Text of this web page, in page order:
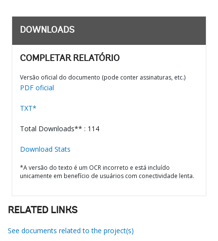
DOWNLOADS
COMPLETAR RELATÓRIO
Versão oficial do documento (pode conter assinaturas, etc.)
PDF oficial
TXT*
Total Downloads** : 114
Download Stats
*A versão do texto é um OCR incorreto e está incluído
unicamente em benefício de usuários com conectividade lenta.
RELATED LINKS
See documents related to the project(s)